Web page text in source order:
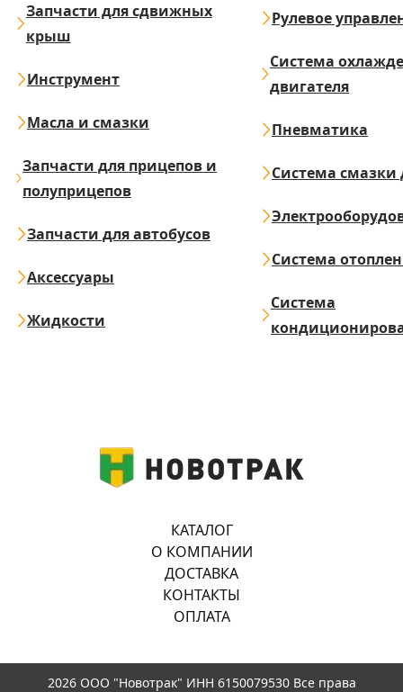
Запчасти для сдвижных
крыш
Инструмент
Масла и смазки
Запчасти для прицепов и
полуприцепов
Запчасти для автобусов
Аксессуары
Жидкости
Рулевое
Система
двигателя
Пневматика
Система смазки
Система
Система
КАТАЛОГ
О КОМПАНИИ
ДОСТАВКА
КОНТАКТЫ
ОПЛАТА
2026 ООО "Новотрак" ИНН 6150079530 Все права